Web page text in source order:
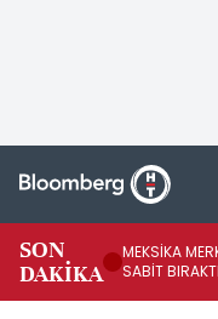
SON
DAKİKA
MEKSİKA
SABİT